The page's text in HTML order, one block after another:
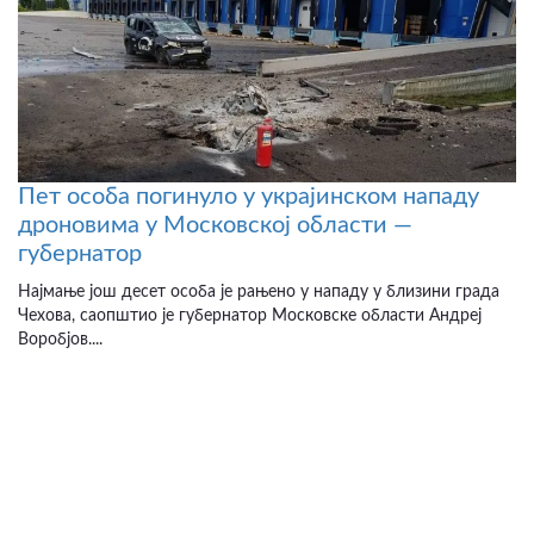
Пет особа погинуло у украјинском нападу
дроновима у Московској области —
губернатор
Најмање још десет особа је рањено у нападу у близини града
Чехова, саопштио је губернатор Московске области Андреј
Воробјов....